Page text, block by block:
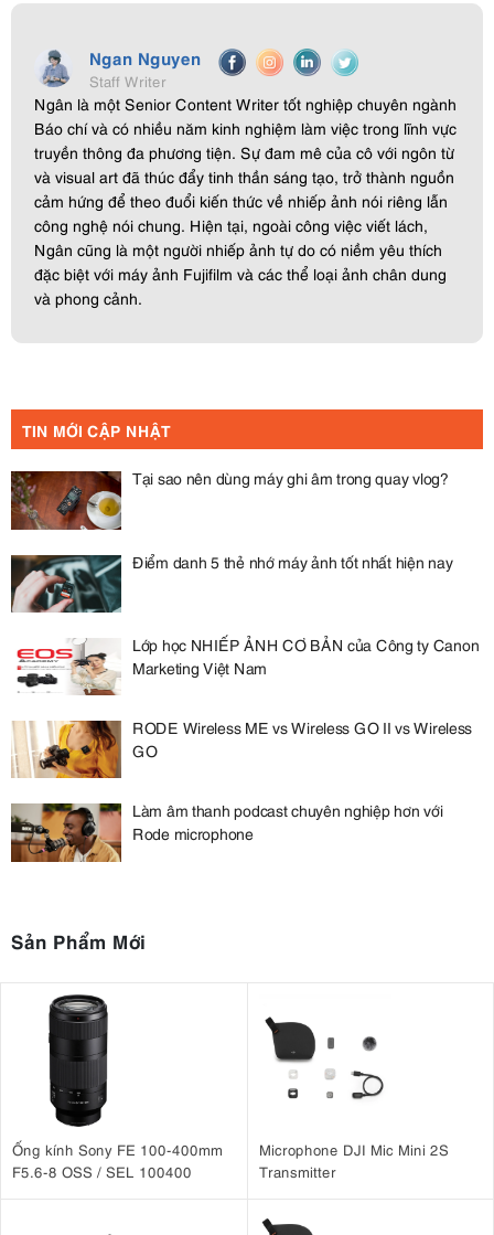
Ngan Nguyen
Staff Writer
Ngân là một Senior Content Writer tốt nghiệp chuyên ngành
Báo chí và có nhiều năm kinh nghiệm làm việc trong lĩnh vực
truyền thông đa phương tiện. Sự đam mê của cô với ngôn từ
và visual art đã thúc đẩy tinh thần sáng tạo, trở thành nguồn
cảm hứng để theo đuổi kiến thức về nhiếp ảnh nói riêng lẫn
công nghệ nói chung. Hiện tại, ngoài công việc viết lách,
Ngân cũng là một người nhiếp ảnh tự do có niềm yêu thích
đặc biệt với máy ảnh Fujifilm và các thể loại ảnh chân dung
và phong cảnh.
TIN MỚI CẬP NHẬT
Tại sao nên dùng máy ghi âm trong quay vlog?
Điểm danh 5 thẻ nhớ máy ảnh tốt nhất hiện nay
Lớp học NHIẾP ẢNH CƠ BẢN của Công ty Canon
Marketing Việt Nam
RODE Wireless ME vs Wireless GO II vs Wireless
GO
Làm âm thanh podcast chuyên nghiệp hơn với
Rode microphone
Sản Phẩm Mới
Ống kính Sony FE 100-400mm
F5.6-8 OSS / SEL 100400
Microphone DJI Mic Mini 2S
Transmitter